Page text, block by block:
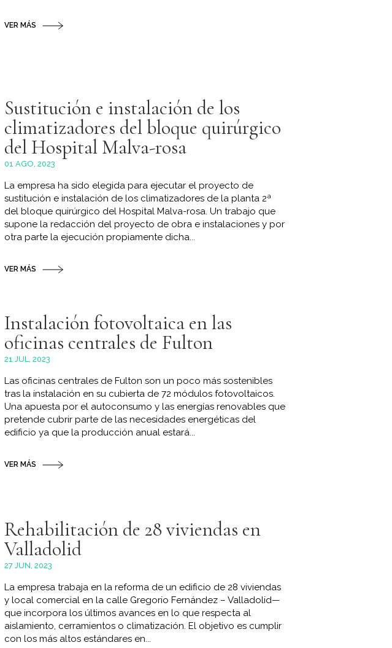
VER MÁS
Sustitución e instalación de los
climatizadores del bloque quirúrgico
del Hospital Malva-rosa
01 AGO, 2023
La empresa ha sido elegida para ejecutar el proyecto de
sustitución e instalación de los climatizadores de la planta 2ª
del bloque quirúrgico del Hospital Malva-rosa. Un trabajo que
supone la redacción del proyecto de obra e instalaciones y por
otra parte la ejecución propiamente dicha...
VER MÁS
Instalación fotovoltaica en las
oficinas centrales de Fulton
21 JUL, 2023
Las oficinas centrales de Fulton son un poco más sostenibles
tras la instalación en su cubierta de 72 módulos fotovoltaicos.
Una apuesta por el autoconsumo y las energías renovables que
pretende cubrir parte de las necesidades energéticas del
edificio ya que la producción anual estará...
VER MÁS
Rehabilitación de 28 viviendas en
Valladolid
27 JUN, 2023
La empresa trabaja en la reforma de un edificio de 28 viviendas
y local comercial en la calle Gregorio Fernández – Valladolid—
que incorpora los últimos avances en lo que respecta al
aislamiento, cerramientos o climatización. El objetivo es cumplir
con los más altos estándares en...